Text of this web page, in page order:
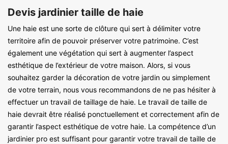
Devis jardinier taille de haie
Une haie est une sorte de clôture qui sert à délimiter votre
territoire afin de pouvoir préserver votre patrimoine. C’est
également une végétation qui sert à augmenter l’aspect
esthétique de l’extérieur de votre maison. Alors, si vous
souhaitez garder la décoration de votre jardin ou simplement
de votre terrain, nous vous recommandons de ne pas hésiter à
effectuer un travail de taillage de haie. Le travail de taille de
haie devrait être réalisé ponctuellement et correctement afin de
garantir l’aspect esthétique de votre haie. La compétence d’un
jardinier pro est suffisant pour garantir votre travail de taille de